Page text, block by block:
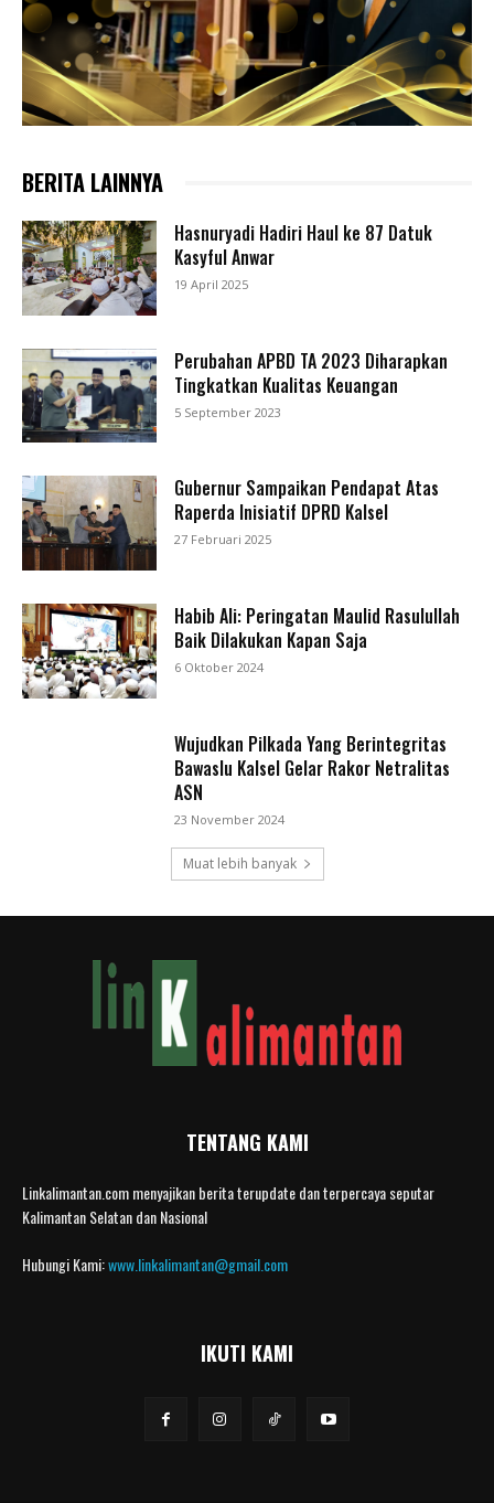
BERITA LAINNYA
Hasnuryadi Hadiri Haul ke 87 Datuk
Kasyful Anwar
19 April 2025
Perubahan APBD TA 2023 Diharapkan
Tingkatkan Kualitas Keuangan
5 September 2023
Gubernur Sampaikan Pendapat Atas
Raperda Inisiatif DPRD Kalsel
27 Februari 2025
Habib Ali: Peringatan Maulid Rasulullah
Baik Dilakukan Kapan Saja
6 Oktober 2024
Wujudkan Pilkada Yang Berintegritas
Bawaslu Kalsel Gelar Rakor Netralitas
ASN
23 November 2024
Muat lebih banyak
TENTANG KAMI
Linkalimantan.com menyajikan berita terupdate dan terpercaya seputar
Kalimantan Selatan dan Nasional
Hubungi Kami:www.linkalimantan@gmail.com
IKUTI KAMI